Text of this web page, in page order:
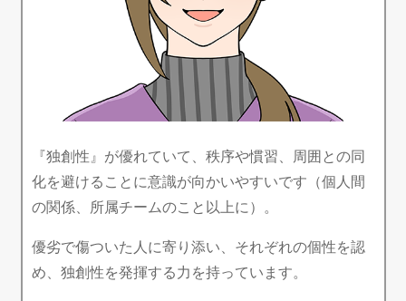
『独創性』が優れていて、秩序や慣習、周囲との同
化を避けることに意識が向かいやすいです（個人間
の関係、所属チームのこと以上に）。
優劣で傷ついた人に寄り添い、それぞれの個性を認
め、独創性を発揮する力を持っています。